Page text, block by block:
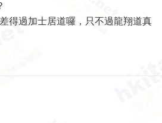
得過加士居道囉，只不過龍翔道真